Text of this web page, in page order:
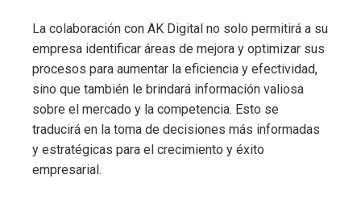
La colaboración con AK Digital no solo permitirá a su
empresa identificar áreas de mejora y optimizar sus
procesos para aumentar la eficiencia y efectividad,
sino que también le brindará información valiosa
sobre el mercado y la competencia. Esto se
traducirá en la toma de decisiones más informadas
y estratégicas para el crecimiento y éxito
empresarial.